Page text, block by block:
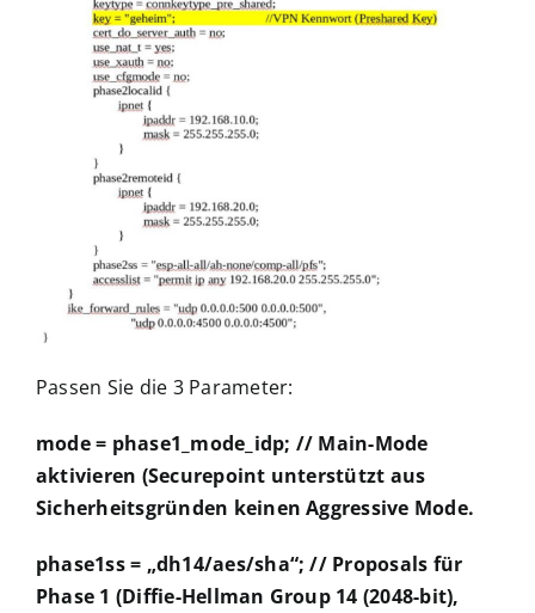
Passen Sie die 3 Parameter:
mode = phase1_mode_idp; // Main-Mode
aktivieren (Securepoint unterstützt aus
Sicherheitsgründen keinen Aggressive Mode.
phase1ss = „dh14/aes/sha“; // Proposals für
Phase 1 (Diffie-Hellman Group 14 (2048-bit),